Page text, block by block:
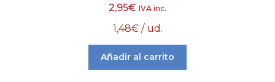
2,95€ IVA inc.
1,48€ / ud.
Añadir al carrito